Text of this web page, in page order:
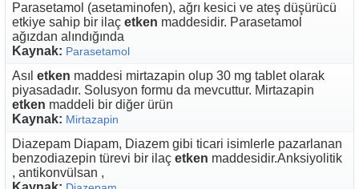
Parasetamol (asetaminofen), ağrı kesici ve ateş düşürücü
etkiye sahip bir ilaç etken maddesidir. Parasetamol
ağızdan alındığında
Kaynak: Parasetamol
Asıl etken maddesi mirtazapin olup 30 mg tablet olarak
piyasadadır. Solusyon formu da mevcuttur. Mirtazapin
etken maddeli bir diğer ürün
Kaynak: Mirtazapin
Diazepam Diapam, Diazem gibi ticari isimlerle pazarlanan
benzodiazepin türevi bir ilaç etken maddesidir.Anksiyolitik
, antikonvülsan ,